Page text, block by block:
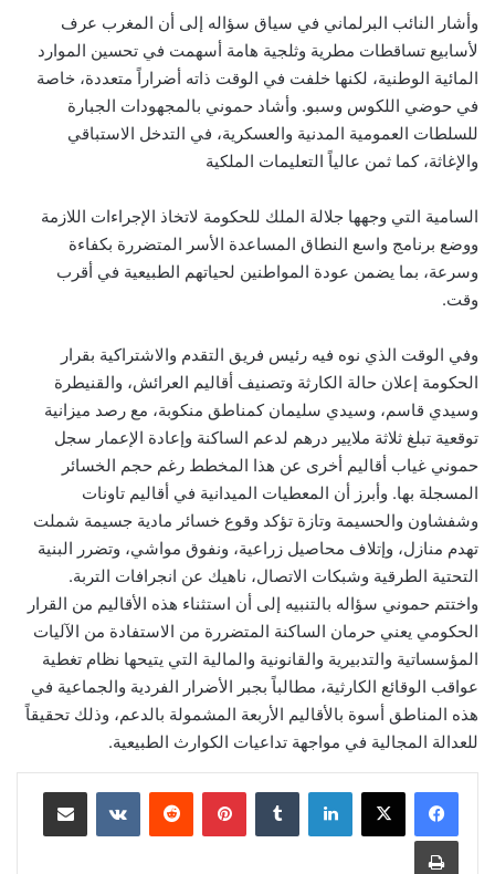
وأشار النائب البرلماني في سياق سؤاله إلى أن المغرب عرف
لأسابيع تساقطات مطرية وثلجية هامة أسهمت في تحسين الموارد
المائية الوطنية، لكنها خلفت في الوقت ذاته أضراراً متعددة، خاصة
في حوضي اللكوس وسبو. وأشاد حموني بالمجهودات الجبارة
للسلطات العمومية المدنية والعسكرية، في التدخل الاستباقي
والإغاثة، كما ثمن عالياً التعليمات الملكية
السامية التي وجهها جلالة الملك للحكومة لاتخاذ الإجراءات اللازمة
ووضع برنامج واسع النطاق المساعدة الأسر المتضررة بكفاءة
وسرعة، بما يضمن عودة المواطنين لحياتهم الطبيعية في أقرب
وقت.
وفي الوقت الذي نوه فيه رئيس فريق التقدم والاشتراكية بقرار
الحكومة إعلان حالة الكارثة وتصنيف أقاليم العرائش، والقنيطرة
وسيدي قاسم، وسيدي سليمان كمناطق منكوبة، مع رصد ميزانية
توقعية تبلغ ثلاثة ملايير درهم لدعم الساكنة وإعادة الإعمار سجل
حموني غياب أقاليم أخرى عن هذا المخطط رغم حجم الخسائر
المسجلة بها. وأبرز أن المعطيات الميدانية في أقاليم تاونات
وشفشاون والحسيمة وتازة تؤكد وقوع خسائر مادية جسيمة شملت
تهدم منازل، وإتلاف محاصيل زراعية، ونفوق مواشي، وتضرر البنية
التحتية الطرقية وشبكات الاتصال، ناهيك عن انجرافات التربة.
واختتم حموني سؤاله بالتنبيه إلى أن استثناء هذه الأقاليم من القرار
الحكومي يعني حرمان الساكنة المتضررة من الاستفادة من الآليات
المؤسساتية والتدبيرية والقانونية والمالية التي يتيحها نظام تغطية
عواقب الوقائع الكارثية، مطالباً بجبر الأضرار الفردية والجماعية في
هذه المناطق أسوة بالأقاليم الأربعة المشمولة بالدعم، وذلك تحقيقاً
للعدالة المجالية في مواجهة تداعيات الكوارث الطبيعية.
لينكدإن بينتيريست مشاركة عبر البريد
طباعة